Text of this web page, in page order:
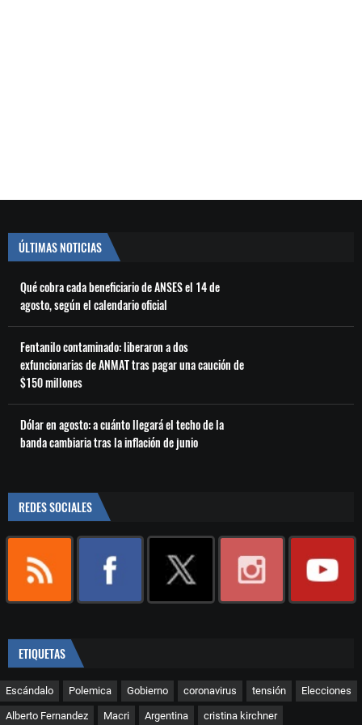
ÚLTIMAS NOTICIAS
Qué cobra cada beneficiario de ANSES el 14 de
agosto, según el calendario oficial
Fentanilo contaminado: liberaron a dos
exfuncionarias de ANMAT tras pagar una caución de
$150 millones
Dólar en agosto: a cuánto llegará el techo de la
banda cambiaria tras la inflación de junio
REDES SOCIALES
ETIQUETAS
Escándalo Polemica Gobierno coronavirus tensión Elecciones
Alberto Fernandez Macri Argentina cristina kirchner